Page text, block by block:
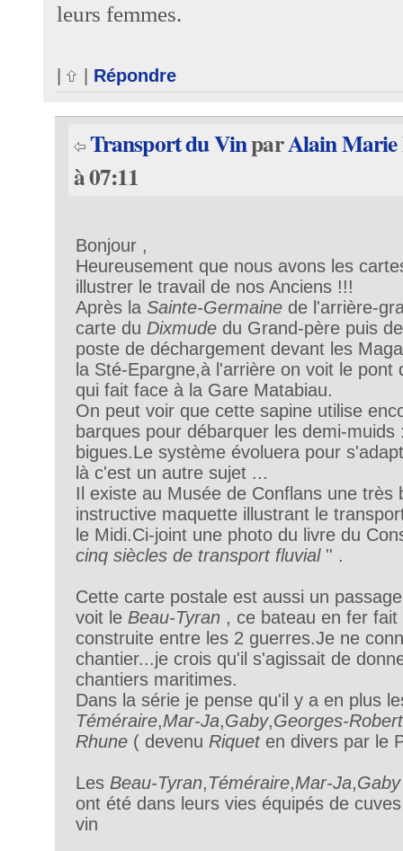
leurs femmes.
Répondre
Transport du VinparAlain Marie
à 07:11
Bonjour ,
Heureusement que nous avons les
illustrer le travail de nos Anciens !!!
Après la Sainte-Germainede l'arrière-
carte du Dixmudedu Grand-père puis
poste de déchargement devant les
la Sté-Epargne,à l'arrière on voit le pont
qui fait face à la Gare Matabiau.
On peut voir que cette sapine utilise
barques pour débarquer les demi-
bigues.Le système évoluera pour
là c'est un autre sujet ...
Il existe au Musée de Conflans une très
instructive maquette illustrant le
le Midi.Ci-joint une photo du livre du
cinq siècles de transport fluvial'' .
Cette carte postale est aussi un
voit le Beau-Tyran, ce bateau en fer fait
construite entre les 2 guerres.Je ne
chantier...je crois qu'il s'agissait de
chantiers maritimes.
Dans la série je pense qu'il y a en plus
Téméraire,Mar-Ja,Gaby,Georges-Robert
Rhune( devenu Riqueten divers par le
Les Beau-Tyran,Téméraire,Mar-Ja,Gaby
ont été dans leurs vies équipés de
vin